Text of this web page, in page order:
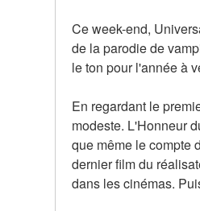
Ce week-end,
de la parodie de
le ton pour l'année à
En regardant le
modeste. L'Honneur
que même le compte
dernier film du
dans les cinémas.